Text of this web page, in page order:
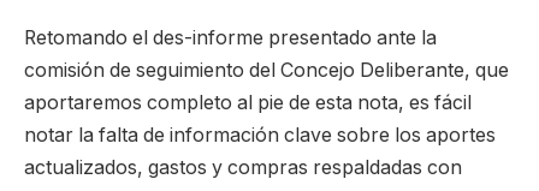
Retomando el des-informe presentado ante la
comisión de seguimiento del Concejo Deliberante, que
aportaremos completo al pie de esta nota, es fácil
notar la falta de información clave sobre los aportes
actualizados, gastos y compras respaldadas con